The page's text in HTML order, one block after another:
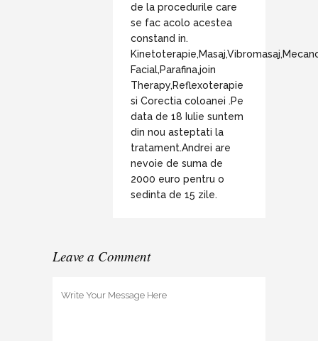
de la procedurile care
se fac acolo acestea
constand in.
Facial,Parafina,join
Therapy,Reflexoterapie
si Corectia coloanei .Pe
data de 18 Iulie suntem
din nou asteptati la
tratament.Andrei are
nevoie de suma de
2000 euro pentru o
sedinta de 15 zile.
Leave a Comment